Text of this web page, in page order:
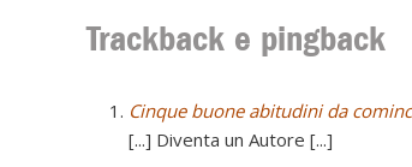
Trackback e pingback
Cinque buone abitudini da
[...] Diventa un Autore [...]